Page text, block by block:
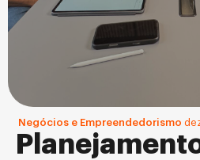
Negócios e Empreendedorismo